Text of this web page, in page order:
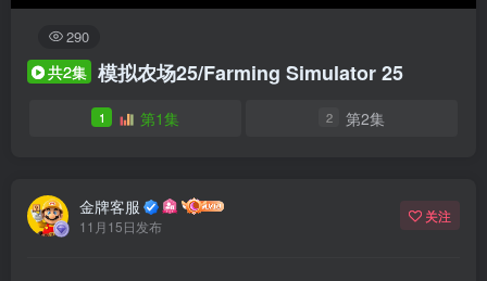
290
共2集 模拟农场25/Farming Simulator 25
1 第1集 2 第2集
金牌客服
11月15日发布
关注